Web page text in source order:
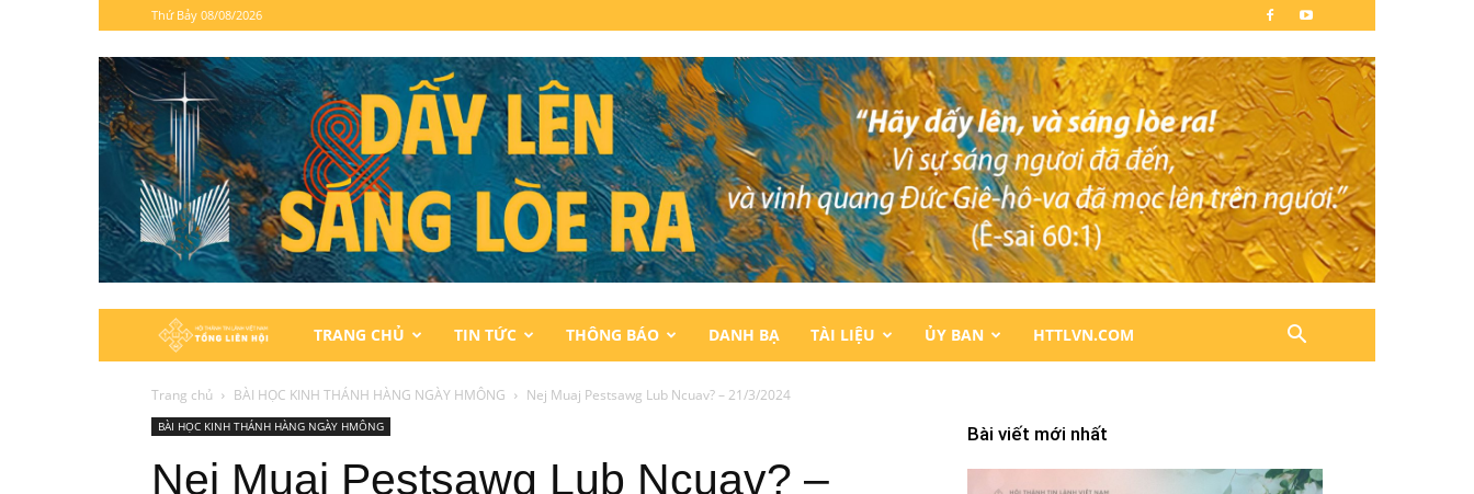
Thứ Bảy 08/08/2026
Hội
Thánh
Tin
TRANG CHỦ TIN TỨC THÔNG BÁO DANH BẠ TÀI LIỆU ỦY BAN HTTLVN.COM
Trang chủ BÀI HỌC KINH THÁNH HÀNG NGÀY HMÔNG Nej Muaj Pestsawg Lub Ncuav? – 21/3/2024
BÀI HỌC KINH THÁNH HÀNG NGÀY HMÔNG
Nej Muaj Pestsawg Lub Ncuav? –
Bài viết mới nhất